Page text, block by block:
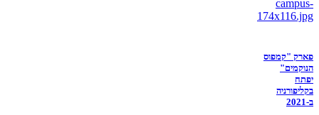
פארק "קמפוס
הנוקמים"
יפתח
בקליפורניה
ב-2021